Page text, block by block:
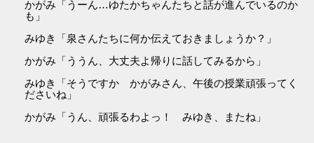
かがみ「うーん…ゆたかちゃんたちと話が進んでいるのか
も」
みゆき「泉さんたちに何か伝えておきましょうか？」
かがみ「ううん、大丈夫よ帰りに話してみるから」
みゆき「そうですか かがみさん、午後の授業頑張ってく
ださいね」
かがみ「うん、頑張るわよっ！ みゆき、またね」